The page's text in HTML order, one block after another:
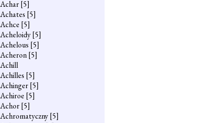
Achar[5]
Achates [5]
Achce [5]
Acheloidy[5]
Achelous [5]
Acheron[5]
Achill
Achilles [5]
Achinger[5]
Achiroe [5]
Achor[5]
Achromatyczny[5]